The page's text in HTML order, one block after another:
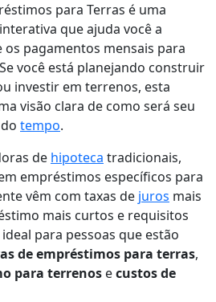
para Terras é uma
que ajuda você a
pagamentos mensais para
você está planejando construir
investir em terrenos, esta
visão clara de como será seu
tempo.
de hipoteca tradicionais,
empréstimos específicos para
vêm com taxas de juros mais
mais curtos e requisitos
para pessoas que estão
de empréstimos para terras,
para terrenos ecustos de